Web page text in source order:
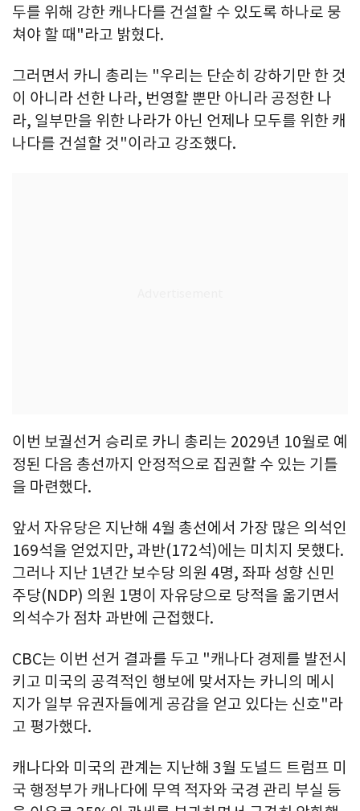
두를 위해 강한 캐나다를 건설할 수 있도록 하나로 뭉
쳐야 할 때"라고 밝혔다.
그러면서 카니 총리는 "우리는 단순히 강하기만 한 것
이 아니라 선한 나라, 번영할 뿐만 아니라 공정한 나
라, 일부만을 위한 나라가 아닌 언제나 모두를 위한 캐
나다를 건설할 것"이라고 강조했다.
이번 보궐선거 승리로 카니 총리는 2029년 10월로 예
정된 다음 총선까지 안정적으로 집권할 수 있는 기틀
을 마련했다.
앞서 자유당은 지난해 4월 총선에서 가장 많은 의석인
169석을 얻었지만, 과반(172석)에는 미치지 못했다.
그러나 지난 1년간 보수당 의원 4명, 좌파 성향 신민
주당(NDP) 의원 1명이 자유당으로 당적을 옮기면서
의석수가 점차 과반에 근접했다.
CBC는 이번 선거 결과를 두고 "캐나다 경제를 발전시
키고 미국의 공격적인 행보에 맞서자는 카니의 메시
지가 일부 유권자들에게 공감을 얻고 있다는 신호"라
고 평가했다.
캐나다와 미국의 관계는 지난해 3월 도널드 트럼프 미
국 행정부가 캐나다에 무역 적자와 국경 관리 부실 등